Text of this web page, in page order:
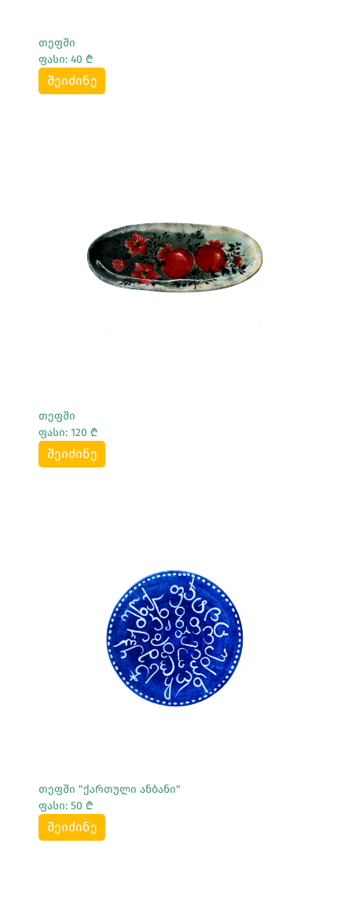
თეფში
ფასი: 40 ₾
შეიძინე
Სრულად Ნახვა
თეფში
ფასი: 120 ₾
შეიძინე
Სრულად Ნახვა
თეფში "ქართული ანბანი"
ფასი: 50 ₾
შეიძინე